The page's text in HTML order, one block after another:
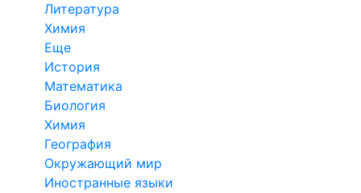
Литература
Химия
Еще
История
Математика
Биология
Химия
География
Окружающий мир
Иностранные языки